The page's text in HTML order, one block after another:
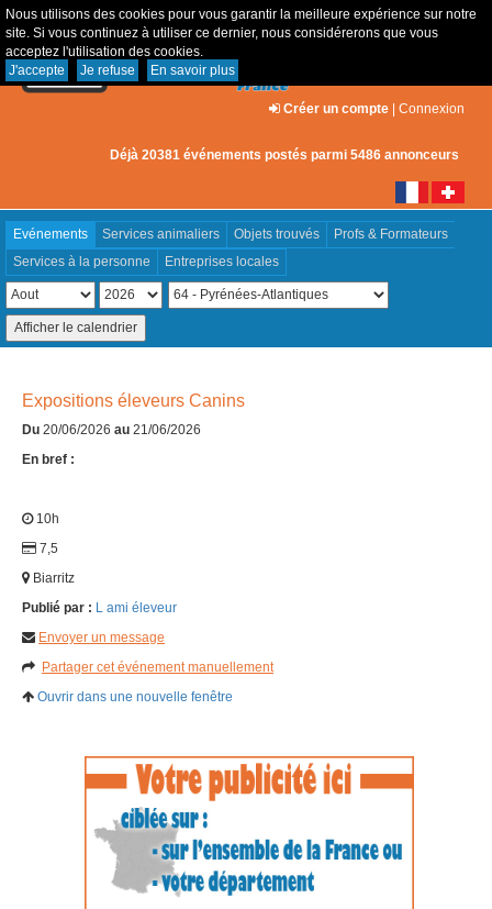
Nous utilisons des cookies pour vous garantir la meilleure expérience sur notre
site. Si vous continuez à utiliser ce dernier, nous considérerons que vous
acceptez l'utilisation des cookies.
J'accepte
Je refuse En savoir plus
Créer un compte | Connexion
Déjà 20381 événements postés parmi 5486 annonceurs
Evénements Services animaliers Objets trouvés
Profs & Formateurs
Services à la personne
Entreprises locales
Expositions éleveurs Canins
Du 20/06/2026 au 21/06/2026
En bref :
10h
7,5
Biarritz
Publié par : L ami éleveur
Envoyer un message
Partager cet événement manuellement
Ouvrir dans une nouvelle fenêtre